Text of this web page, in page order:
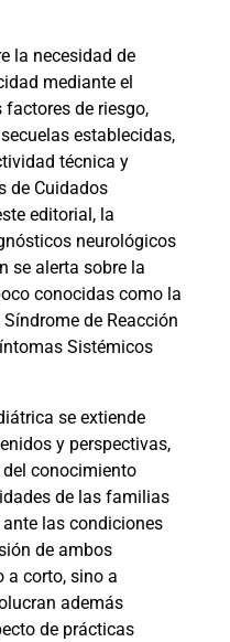
la necesidad de
mediante el
de riesgo,
establecidas,
técnica y
de Cuidados
editorial, la
neurológicos
se alerta sobre la
conocidas como la
de Reacción
Sistémicos
se extiende
y perspectivas,
conocimiento
de las familias
las condiciones
de ambos
a corto, sino a
además
de prácticas